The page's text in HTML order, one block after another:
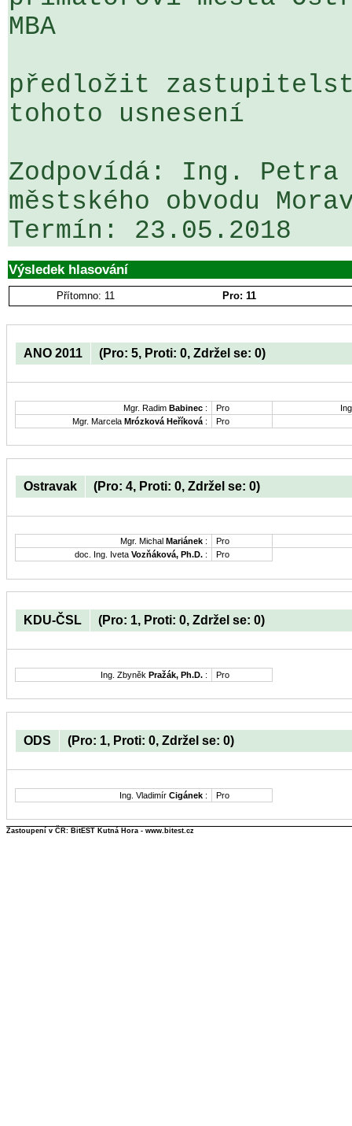
MBA
předložit
tohoto usnesení
Zodpovídá: Ing.
městského obvodu
Výsledek hlasování
Přítomno: 11 Pro: 11
ANO 2011 (Pro: 5, Proti: 0, Zdržel se: 0)
Mgr. Radim Babinec : Pro
Mgr. Marcela Mrózková Heříková : Pro
Ostravak (Pro: 4, Proti: 0, Zdržel se: 0)
Mgr. Michal Mariánek :
Pro
doc. Ing. Iveta Vozňáková, Ph.D. : Pro
KDU-ČSL (Pro: 1, Proti: 0, Zdržel se: 0)
Ing. Zbyněk Pražák, Ph.D. : Pro
ODS (Pro: 1, Proti: 0, Zdržel se: 0)
Ing. Vladimír Cigánek : Pro
Zastoupení v ČR: BitEST Kutná Hora - www.bitest.cz